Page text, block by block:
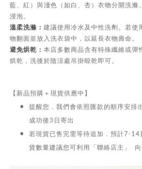
藍、紅）與淺色（如白、杏）衣物分開洗滌
浸泡。
溫柔洗滌： 建議使用冷水及中性洗劑。若使
物翻面並放入洗衣袋中，以延長衣物壽命。
避免烘乾： 本店多數商品含有特殊纖維或彈
烘乾，洗後於陰涼處吊掛晾乾即可。
【新品預購＋現貨供應中】
提醒您．我們會依照匯款的順序安排
成功後3日寄出
若現貨已售完需等待追加．預計7-14
貨數量建議您可利用「聯絡店主」